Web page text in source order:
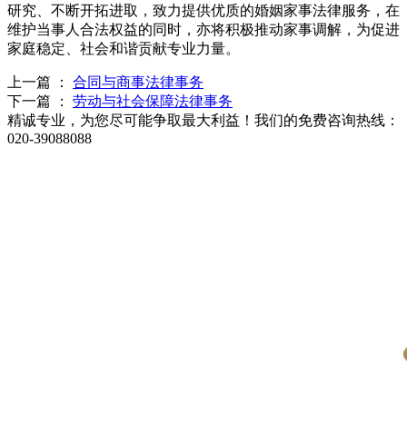
研究、不断开拓进取，致力提供优质的婚姻家事法律服务，在
维护当事人合法权益的同时，亦将积极推动家事调解，为促进
家庭稳定、社会和谐贡献专业力量。
上一篇 ：
合同与商事法律事务
下一篇 ：
劳动与社会保障法律事务
精诚专业，为您尽可能争取最大利益！我们的免费咨询热线：
020-39088088